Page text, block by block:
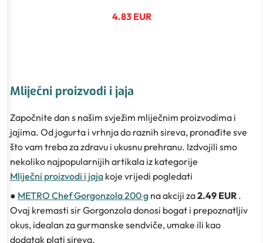
4.83 EUR
Mliječni proizvodi i jaja
Započnite dan s našim svježim mliječnim proizvodima i
jajima. Od jogurta i vrhnja do raznih sireva, pronađite sve
što vam treba za zdravu i ukusnu prehranu. Izdvojili smo
nekoliko najpopularnijih artikala iz kategorije
Mliječni proizvodi i jaja koje vrijedi pogledati
● METRO Chef Gorgonzola 200 g na akciji za2.49 EUR .
Ovaj kremasti sir Gorgonzola donosi bogat i prepoznatljiv
okus, idealan za gurmanske sendviče, umake ili kao
dodatak plati sireva.